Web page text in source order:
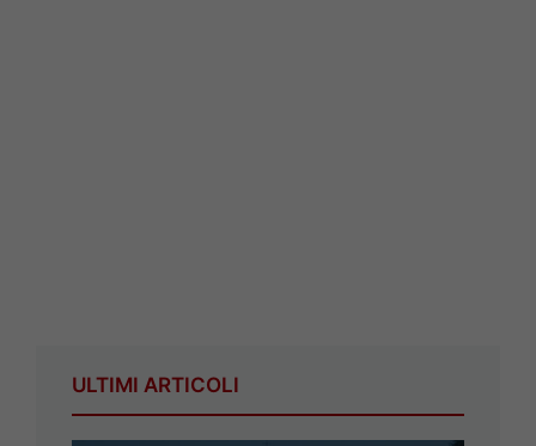
ULTIMI ARTICOLI